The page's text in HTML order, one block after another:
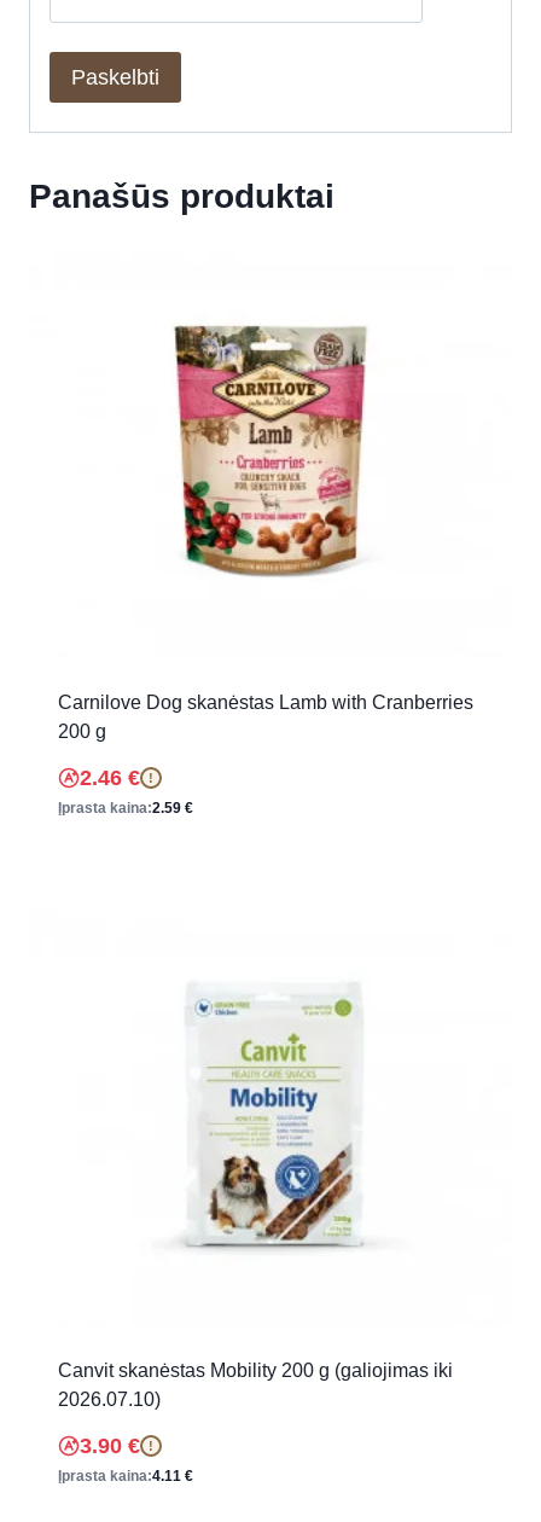
Panašūs produktai
Carnilove Dog skanėstas Lamb with Cranberries
200 g
2.46 € !
Įprasta kaina:2.59 €
Canvit skanėstas Mobility 200 g (galiojimas iki
2026.07.10)
3.90 € !
Įprasta kaina:4.11 €